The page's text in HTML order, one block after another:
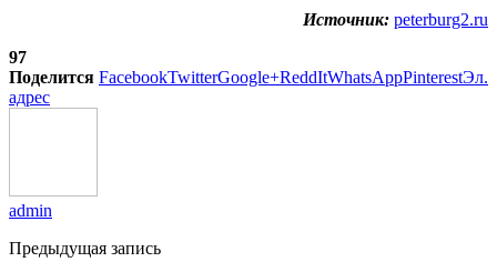
Источник: peterburg2.ru
97
Поделится FacebookTwitterGoogle+ReddItWhatsAppPinterestЭл.
адрес
admin
Предыдущая запись